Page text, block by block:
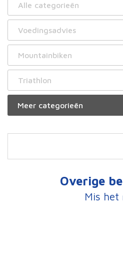
Alle categorieën
Voedingsadvies
Mountainbiken
Triathlon
Overige
Mis het